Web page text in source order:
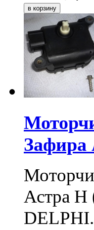
Зафира
Астра H
DELPHI.